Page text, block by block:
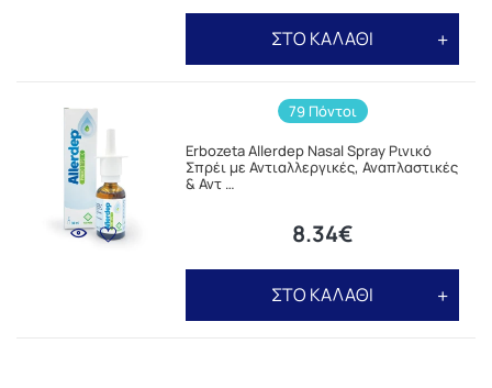
ΣΤΟ ΚΑΛΑΘΙ
79 Πόντοι
Erbozeta Allerdep Nasal Spray Ρινικό
Σπρέι με Αντιαλλεργικές, Αναπλαστικές
& Αντ …
8.34€
ΣΤΟ ΚΑΛΑΘΙ